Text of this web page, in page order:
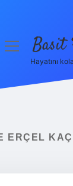
menüyüBasit
Hayatını
ERÇEL